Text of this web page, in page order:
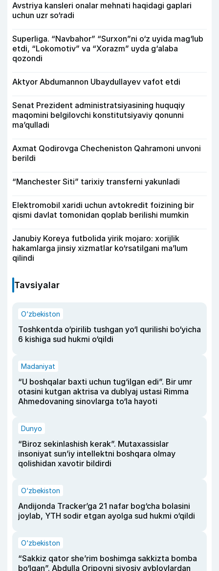
Avstriya kansleri onalar mehnati haqidagi gaplari
uchun uzr so‘radi
Superliga. “Navbahor” “Surxon”ni o‘z uyida mag‘lub
etdi, “Lokomotiv” va “Xorazm” uyda g‘alaba
qozondi
Aktyor Abdu­mannon Ubaydullayev vafot etdi
Senat Prezident administratsiyasining huquqiy
maqomini belgilovchi konstitutsiyaviy qonunni
ma’qulladi
Axmat Qodirovga Checheniston Qahramoni unvoni
berildi
“Manchester Siti” tarixiy transferni yakunladi
Elektromobil xaridi uchun avtokredit foizining bir
qismi davlat tomonidan qoplab berilishi mumkin
Janubiy Koreya futbolida yirik mojaro: xorijlik
hakamlarga jinsiy xizmatlar ko‘rsatilgani ma’lum
qilindi
Tavsiyalar
O‘zbekiston
Toshkentda o‘pirilib tushgan yo‘l qurilishi bo‘yicha
6 kishiga sud hukmi o‘qildi
Madaniyat
“U boshqalar baxti uchun tug‘ilgan edi”. Bir umr
otasini kutgan aktrisa va dublyaj ustasi Rimma
Ahmedovaning sinovlarga to‘la hayoti
Dunyo
“Biroz sekinlashish kerak”. Mutaxassislar
insoniyat sun’iy intellektni boshqara olmay
qolishidan xavotir bildirdi
O‘zbekiston
Andijonda Tracker’ga 21 nafar bog‘cha bolasini
joylab, YTH sodir etgan ayolga sud hukmi o‘qildi
O‘zbekiston
“Sakkiz qator she’rim boshimga sakkizta bomba
bo‘lgan”. Abdulla Oripovni siyosiy ayblovlardan